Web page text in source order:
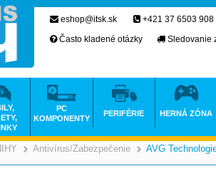
Antivírus/Zabezpečenie AVG
eshop@itsk.sk +421 37 6503 908
Často kladené otázky
Sledovanie
PC
KOMPONENTY
PERIFÉRIE HERNÁ ZÓNA